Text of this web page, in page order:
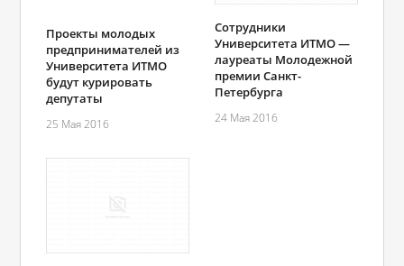
Проекты молодых
предпринимателей из
Университета ИТМО
будут курировать
депутаты
25 Мая 2016
Сотрудники
Университета ИТМО —
лауреаты Молодежной
премии Санкт-
Петербурга
24 Мая 2016